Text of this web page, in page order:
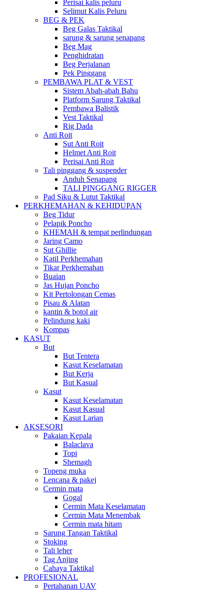
Perisai kalis peluru
Selimut Kalis Peluru
BEG & PEK
Beg Galas Taktikal
sarung & sarung senapang
Beg Mag
Penghidratan
Beg Perjalanan
Pek Pinggang
PEMBAWA PLAT & VEST
Sistem Abah-abah Bahu
Platform Sarung Taktikal
Pembawa Balistik
Vest Taktikal
Rig Dada
Anti Roit
Sut Anti Roit
Helmet Anti Roit
Perisai Anti Roit
Tali pinggang & suspender
Anduh Senapang
TALI PINGGANG RIGGER
Pad Siku & Lutut Taktikal
PERKHEMAHAN & KEHIDUPAN
Beg Tidur
Pelapik Poncho
KHEMAH & tempat perlindungan
Jaring Camo
Sut Ghillie
Katil Perkhemahan
Tikar Perkhemahan
Buaian
Jas Hujan Poncho
Kit Pertolongan Cemas
Pisau & Alatan
kantin & botol air
Pelindung kaki
Kompas
KASUT
But
But Tentera
Kasut Keselamatan
But Kerja
But Kasual
Kasut
Kasut Keselamatan
Kasut Kasual
Kasut Larian
AKSESORI
Pakaian Kepala
Balaclava
Topi
Shemagh
Topeng muka
Lencana & pakej
Cermin mata
Gogal
Cermin Mata Keselamatan
Cermin Mata Menembak
Cermin mata hitam
Sarung Tangan Taktikal
Stoking
Tali leher
Tag Anjing
Cahaya Taktikal
PROFESIONAL
Pertahanan UAV